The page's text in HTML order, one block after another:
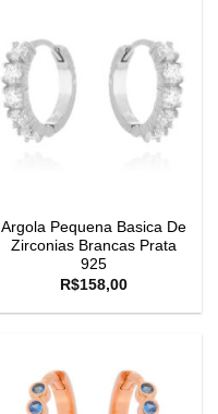
Argola Pequena Basica De
Zirconias Brancas Prata
925
R$158,00